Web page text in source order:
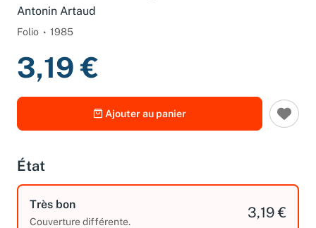
Antonin Artaud
Folio 1985
3,19 €
Ajouter au panier
État
Très bon
Couverture différente.
3,19 €